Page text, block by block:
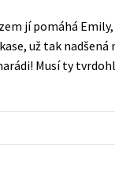
Young adult (SK)
Zahraniční literatura
jí pomáhá
už tak nadšená
Musí ty